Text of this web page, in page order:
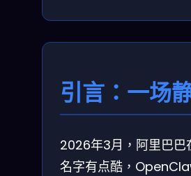
引言：一场
2026年3月，阿里巴巴
名字有点酷，